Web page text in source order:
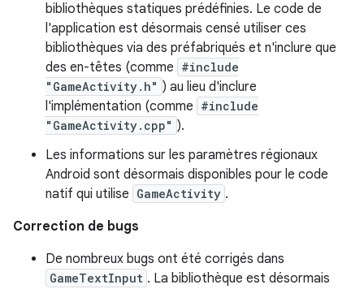
bibliothèques statiques prédéfinies. Le code de
l'application est désormais censé utiliser ces
bibliothèques via des préfabriqués et n'inclure que
des en-têtes (comme #include
"GameActivity.h" ) au lieu d'inclure
l'implémentation (comme #include
"GameActivity.cpp" ).
Les informations sur les paramètres régionaux
Android sont désormais disponibles pour le code
natif qui utilise GameActivity .
Correction de bugs
De nombreux bugs ont été corrigés dans
GameTextInput . La bibliothèque est désormais